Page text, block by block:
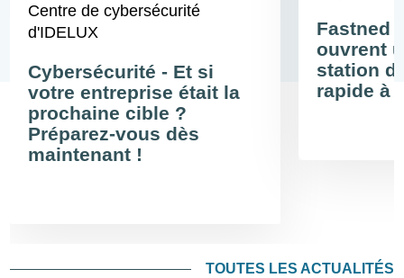
Centre de cybersécurité
d'IDELUX
Cybersécurité - Et si
votre entreprise était la
prochaine cible ?
Préparez-vous dès
maintenant !
Fastned
ouvrent
station
rapide à
TOUTES LES ACTUALITÉS